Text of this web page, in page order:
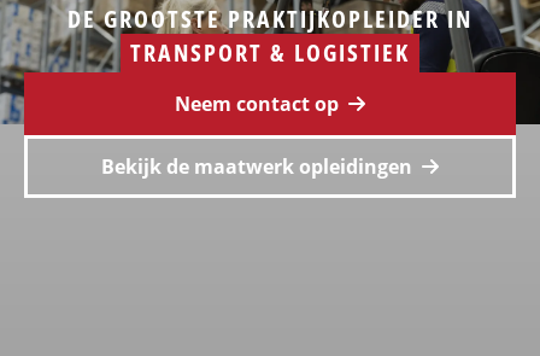
DE GROOTSTE PRAKTIJKOPLEIDER IN
TRANSPORT & LOGISTIEK
Neem contact op
Bekijk de maatwerk opleidingen